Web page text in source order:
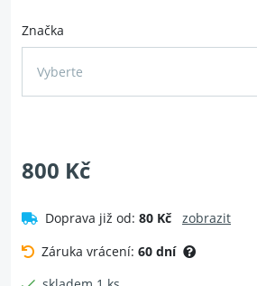
Značka
Vyberte
800 Kč
Doprava již od: 80 Kč
zobrazit
Záruka vrácení: 60 dní